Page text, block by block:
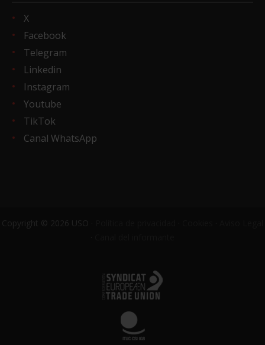
X
Facebook
Telegram
Linkedin
Instagram
Youtube
TikTok
Canal WhatsApp
Copyright © 2026 USO ·